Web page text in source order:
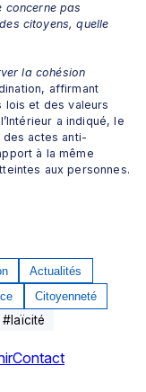
concerne pas
citoyens, quelle
la cohésion
affirmant
lois et des valeurs
a indiqué, le
des actes anti-
à la même
aux personnes.
Actualités
Citoyenneté
#laïcité
Contact